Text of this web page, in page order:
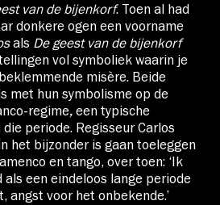
van de bijenkorf. Toen al had
donkere ogen een voorname
als De geest van de bijenkorf
vol symboliek waarin je
misère. Beide
met hun symbolisme op de
regime, een typische
periode. Regisseur Carlos
het bijzonder is gaan toeleggen
en tango, over toen: ‘Ik
als een eindeloos lange periode
angst voor het onbekende.’